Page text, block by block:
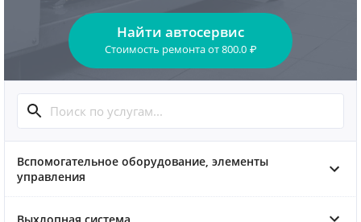
Найти автосервис
Стоимость ремонтаот800.0 ₽
Вспомогательное оборудование, элементы
управления
Выхлопная система